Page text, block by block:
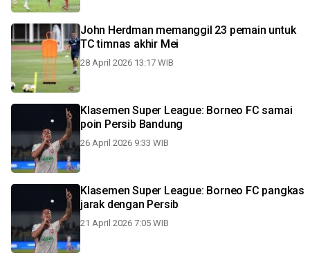
John Herdman memanggil 23 pemain untuk
TC timnas akhir Mei
28 April 2026 13:17 WIB
Klasemen Super League: Borneo FC samai
poin Persib Bandung
26 April 2026 9:33 WIB
Klasemen Super League: Borneo FC pangkas
jarak dengan Persib
21 April 2026 7:05 WIB